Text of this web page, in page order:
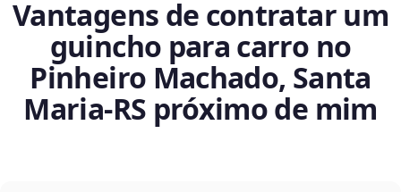
Vantagens de contratar um
guincho para carro no
Pinheiro Machado, Santa
Maria‑RS próximo de mim